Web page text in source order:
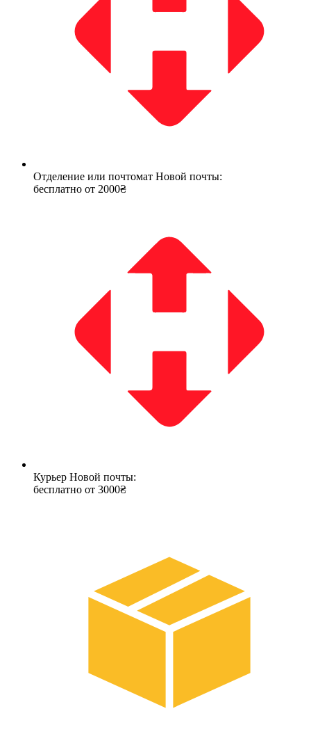
Отделение или почтомат Новой почты:
бесплатно от 2000₴
Курьер Новой почты:
бесплатно от 3000₴